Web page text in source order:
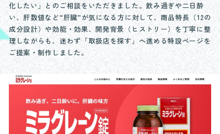
化したい」とのご相談をいただきました。飲み過ぎや二日酔
い、肝数値など“肝臓”が気になる方に対して、商品特長（12の
成分設計）や効能・効果、開発背景（ヒストリー）を丁寧に整
理しながらも、迷わず「取扱店を探す」へ進める特設ページを
ご提案・制作しました。